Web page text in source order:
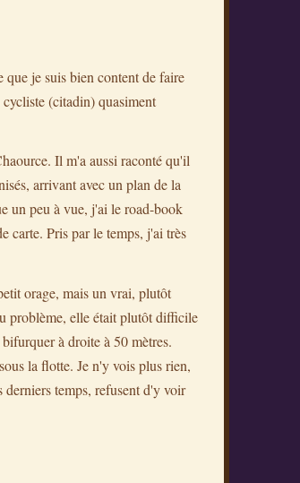
je suis bien content de faire
(citadin) quasiment
Il m'a aussi raconté qu'il
arrivant avec un plan de la
un peu à vue, j'ai le road-book
carte. Pris par le temps, j'ai très
orage, mais un vrai, plutôt
problème, elle était plutôt difficile
à droite à 50 mètres.
la flotte. Je n'y vois plus rien,
derniers temps, refusent d'y voir